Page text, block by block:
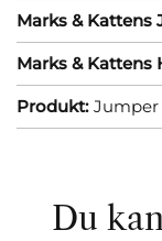
Marks & Kattens
Marks & Kattens
Produkt: Jumper
Du